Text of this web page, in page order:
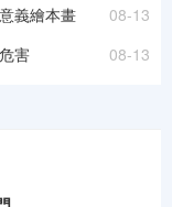
08-13
義繪本畫
08-13
害